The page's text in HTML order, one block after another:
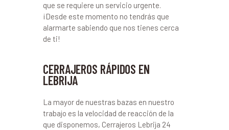
que se requiere un servicio urgente.
¡Desde este momento no tendrás que
alarmarte sabiendo que nos tienes cerca
de ti!
CERRAJEROS RÁPIDOS EN
LEBRIJA
La mayor de nuestras bazas en nuestro
trabajo es la velocidad de reacción de la
que disponemos, Cerrajeros Lebrija 24